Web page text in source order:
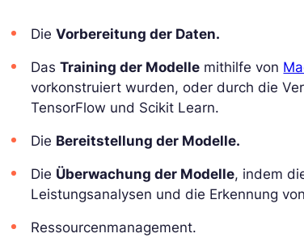
DieVorbereitung der Daten.
DasTraining der Modelle mithilfe von
vorkonstruiert wurden, oder durch die
TensorFlow und Scikit Learn.
Die Bereitstellung der Modelle.
Die Überwachung der Modelle, indem
Leistungsanalysen und die Erkennung
Ressourcenmanagement.